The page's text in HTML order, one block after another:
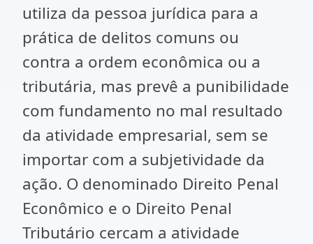
utiliza da pessoa jurídica para a
prática de delitos comuns ou
contra a ordem econômica ou a
tributária, mas prevê a punibilidade
com fundamento no mal resultado
da atividade empresarial, sem se
importar com a subjetividade da
ação. O denominado Direito Penal
Econômico e o Direito Penal
Tributário cercam a atividade